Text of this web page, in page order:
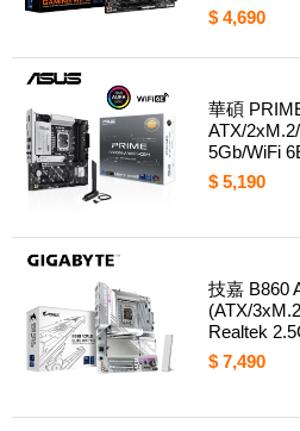
$ 4,690
華碩
ATX/
5Gb/WiFi
$ 5,190
技嘉 B860
(ATX/
Realtek
$ 7,490